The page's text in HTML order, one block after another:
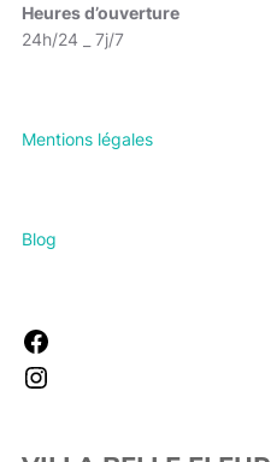
Heures d’ouverture
24h/24 _ 7j/7
Mentions légales
Blog